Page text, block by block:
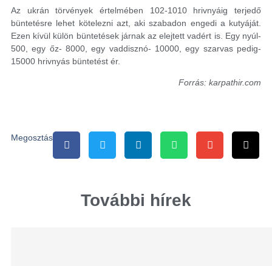
Az ukrán törvények értelmében 102-1010 hrivnyáig terjedő
büntetésre lehet kötelezni azt, aki szabadon engedi a kutyáját.
Ezen kívül külön büntetések járnak az elejtett vadért is. Egy nyúl-
500, egy őz- 8000, egy vaddisznó- 10000, egy szarvas pedig-
15000 hrivnyás büntetést ér.
Forrás: karpathir.com
Megosztás
További hírek